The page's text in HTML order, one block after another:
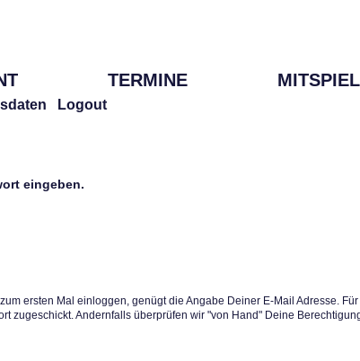
TERMINE
Logout
eingeben.
ersten Mal einloggen, genügt die Angabe Deiner E-Mail Adresse.
zugeschickt. Andernfalls überprüfen wir "von Hand" Deine